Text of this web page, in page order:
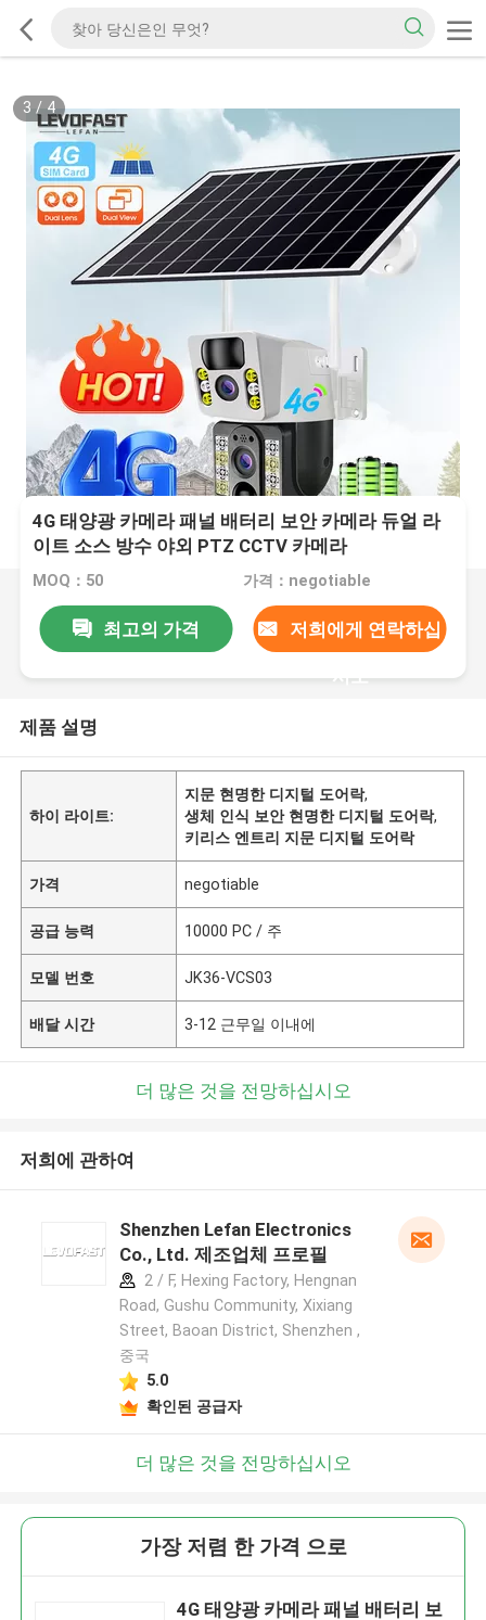
3 / 4
4G 태양광 카메라 패널 배터리 보안 카메라 듀얼 라
이트 소스 방수 야외 PTZ CCTV 카메라
MOQ：50 가격：negotiable
최고의 가격 저희에게 연락하십
시오
제품 설명
하이 라이트:
지문 현명한 디지털 도어락,
생체 인식 보안 현명한 디지털 도어락,
키리스 엔트리 지문 디지털 도어락
가격 negotiable
공급 능력 10000 PC / 주
모델 번호 JK36-VCS03
배달 시간 3-12 근무일 이내에
더 많은 것을 전망하십시오
저희에 관하여
Shenzhen Lefan Electronics
Co., Ltd. 제조업체 프로필
2 / F, Hexing Factory, Hengnan
Road, Gushu Community, Xixiang
Street, Baoan District, Shenzhen ,
중국
5.0
확인된 공급자
더 많은 것을 전망하십시오
가장 저렴 한 가격 으로
4G 태양광 카메라 패널 배터리 보